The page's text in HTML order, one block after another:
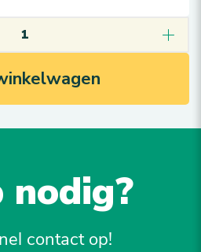
nodig?
contact op!